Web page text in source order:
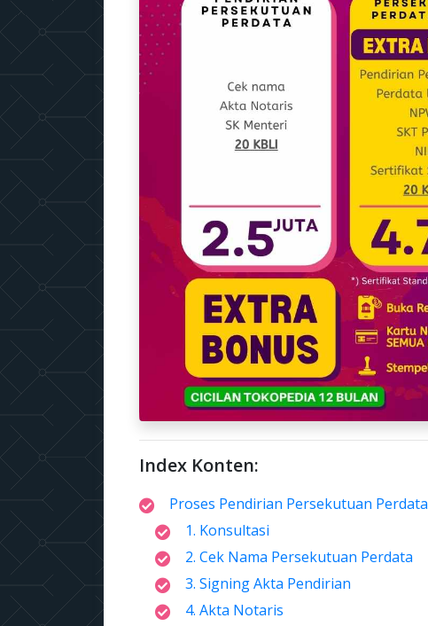
Index Konten:
Proses Pendirian Persekutuan Perdata
1. Konsultasi
2. Cek Nama Persekutuan Perdata
3. Signing Akta Pendirian
4. Akta Notaris